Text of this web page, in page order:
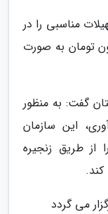
مناسبی را در
هر هکتار مبلغ 15 میلیون تومان به صورت
گفت: به منظور
این سازمان
از طریق زنجیره
می گردد